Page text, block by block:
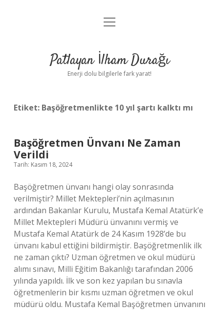
Anasayfa
Yasal Uyarı
menüyü
Patlayan İlham Durağı
Enerji dolu bilgilerle fark yarat!
Etiket: Başöğretmenlikte 10 yıl şartı kalktı mı
Başöğretmen Ünvanı Ne Zaman
Verildi
Tarih: Kasım 18, 2024
Başöğretmen ünvanı hangi olay sonrasında
verilmiştir? Millet Mektepleri’nin açılmasının
ardından Bakanlar Kurulu, Mustafa Kemal Atatürk’e
Millet Mektepleri Müdürü ünvanını vermiş ve
Mustafa Kemal Atatürk de 24 Kasım 1928’de bu
ünvanı kabul ettiğini bildirmiştir. Başöğretmenlik ilk
ne zaman çıktı? Uzman öğretmen ve okul müdürü
alımı sınavı, Milli Eğitim Bakanlığı tarafından 2006
yılında yapıldı. İlk ve son kez yapılan bu sınavla
öğretmenlerin bir kısmı uzman öğretmen ve okul
müdürü oldu. Mustafa Kemal Başöğretmen ünvanını